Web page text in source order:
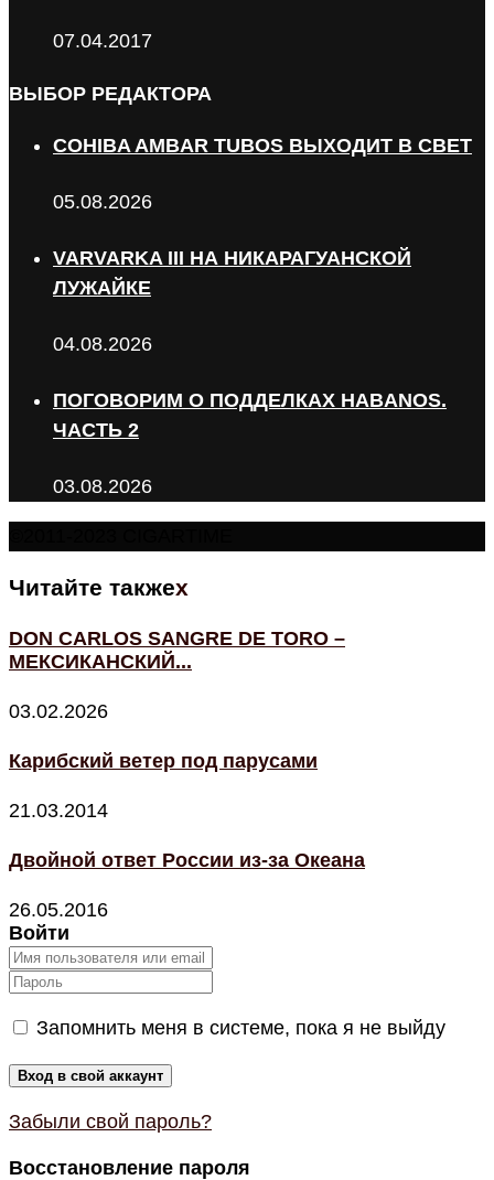
07.04.2017
ВЫБОР РЕДАКТОРА
COHIBA AMBAR TUBOS ВЫХОДИТ В СВЕТ
05.08.2026
VARVARKA III НА НИКАРАГУАНСКОЙ
ЛУЖАЙКЕ
04.08.2026
ПОГОВОРИМ О ПОДДЕЛКАХ HABANOS.
ЧАСТЬ 2
03.08.2026
Читайте такжеx
DON CARLOS SANGRE DE TORO –
МЕКСИКАНСКИЙ...
03.02.2026
Карибский ветер под парусами
21.03.2014
Двойной ответ России из-за Океана
26.05.2016
Войти
Запомнить меня в системе, пока я не выйду
Забыли свой пароль?
Восстановление пароля